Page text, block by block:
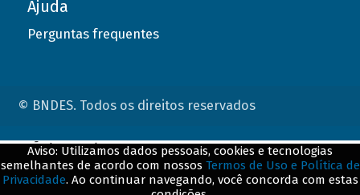
Ajuda
Perguntas frequentes
© BNDES. Todos os direitos reservados
Aviso: Utilizamos dados pessoais, cookies e tecnologias
semelhantes de acordo com nossos Termos de Uso e Política de
Privacidade. Ao continuar navegando, você concorda com estas
ConteÃºdo complementar
${title}${badge}